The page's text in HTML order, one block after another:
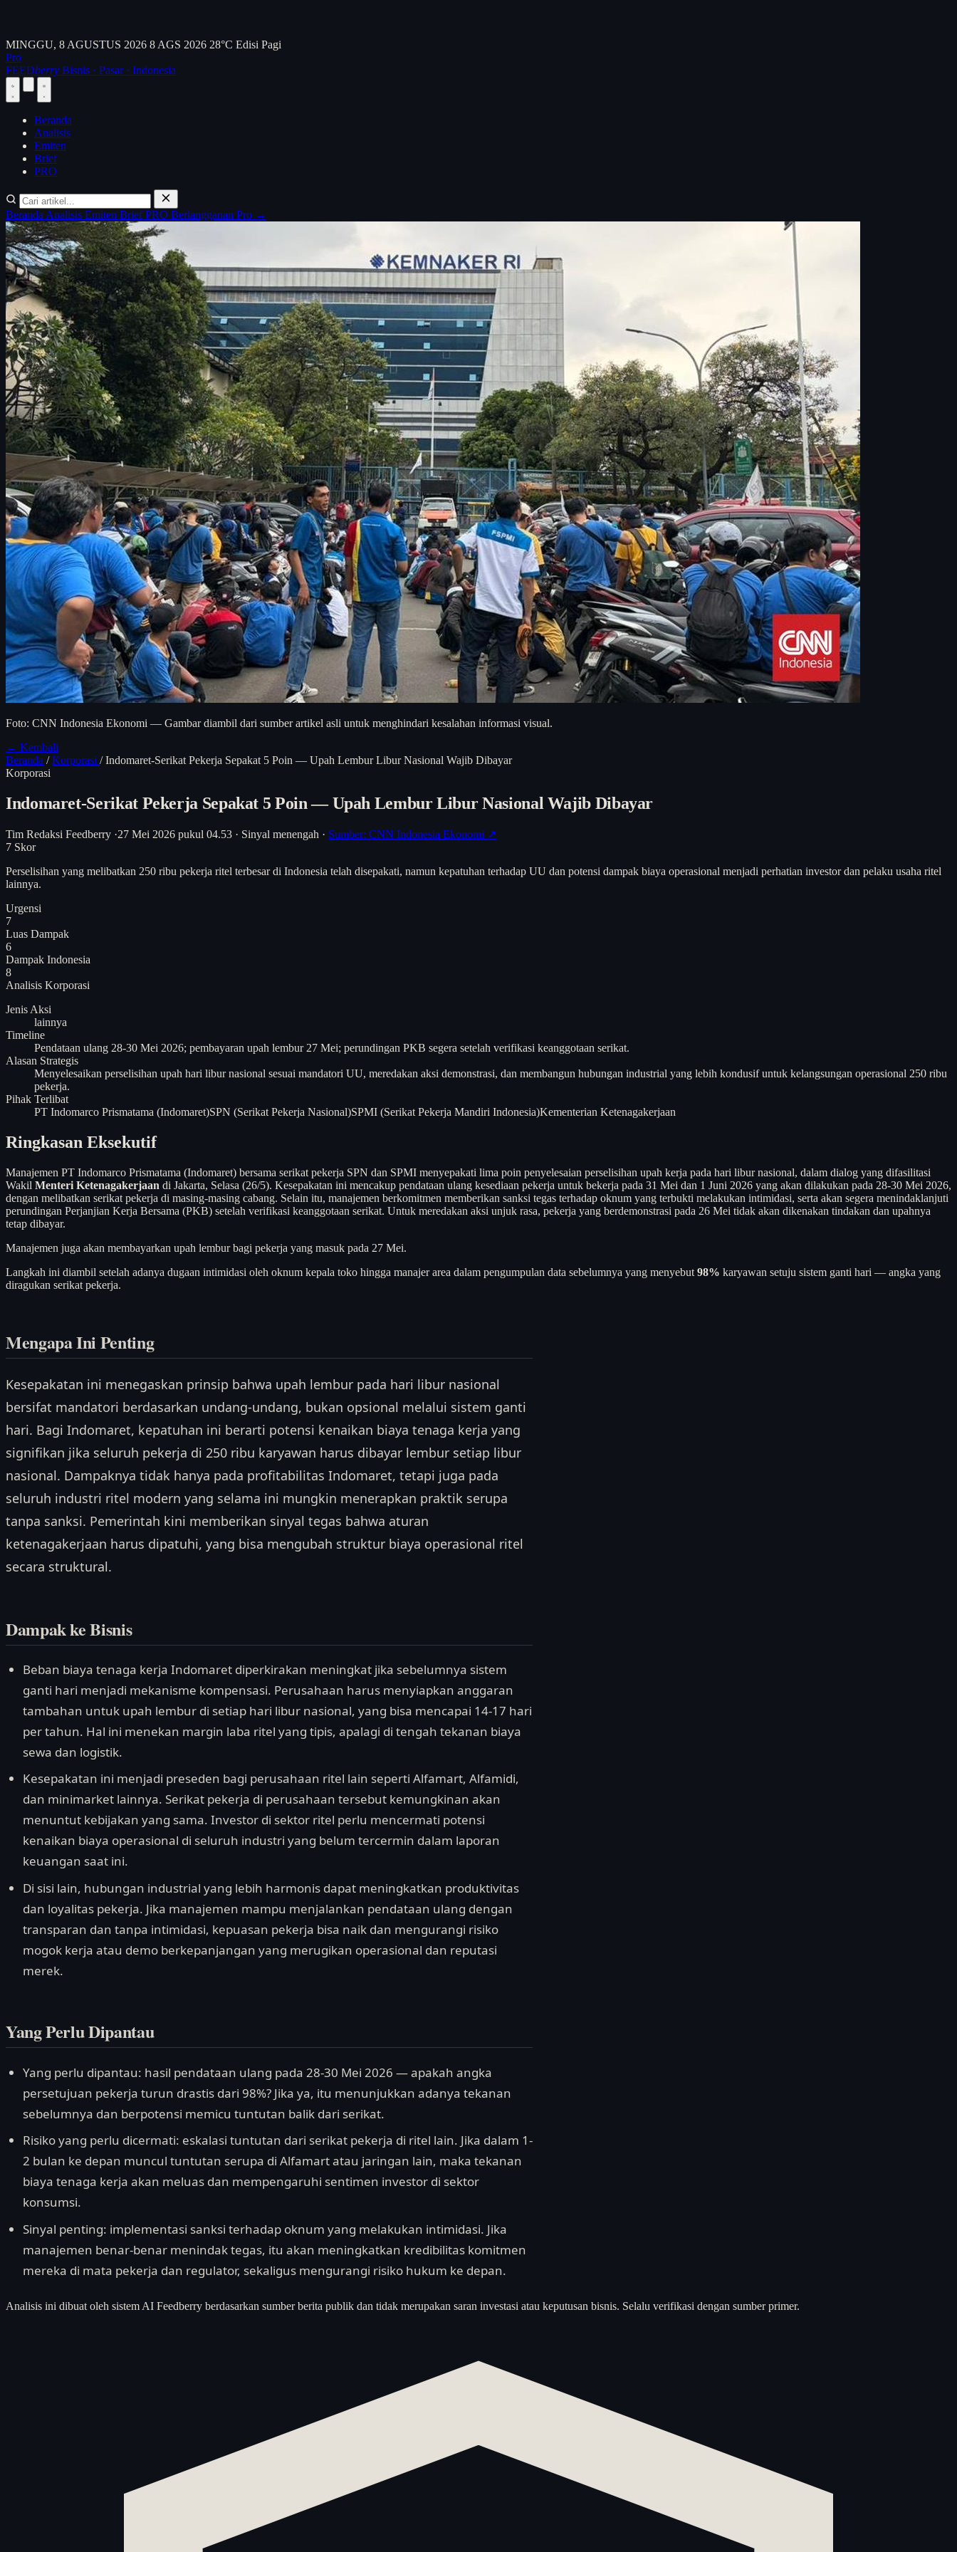
MINGGU, 8 AGUSTUS 2026 8 AGS 2026 28°C Edisi Pagi
Pro
FEEDberry Bisnis · Pasar · Indonesia
Beranda
Analisis
Emiten
Brief
PRO
Beranda Analisis Emiten BriefPRO Berlangganan Pro →
Foto: CNN Indonesia Ekonomi — Gambar diambil dari sumber artikel asli untuk menghindari kesalahan informasi visual.
← Kembali
Beranda / Korporasi / Indomaret-Serikat Pekerja Sepakat 5 Poin — Upah Lembur Libur Nasional Wajib Dibayar
Korporasi
Indomaret-Serikat Pekerja Sepakat 5 Poin — Upah Lembur Libur Nasional Wajib Dibayar
Tim Redaksi Feedberry ·27 Mei 2026 pukul 04.53 · Sinyal menengah · Sumber: CNN Indonesia Ekonomi ↗
7 Skor
Perselisihan yang melibatkan 250 ribu pekerja ritel terbesar di Indonesia telah disepakati, namun kepatuhan terhadap UU dan potensi dampak biaya operasional menjadi perhatian investor dan pelaku usaha ritel
lainnya.
Urgensi
7
Luas Dampak
6
Dampak Indonesia
8
Analisis Korporasi
Jenis Aksi
lainnya
Timeline
Pendataan ulang 28-30 Mei 2026; pembayaran upah lembur 27 Mei; perundingan PKB segera setelah verifikasi keanggotaan serikat.
Alasan Strategis
Menyelesaikan perselisihan upah hari libur nasional sesuai mandatori UU, meredakan aksi demonstrasi, dan membangun hubungan industrial yang lebih kondusif untuk kelangsungan operasional 250 ribu
pekerja.
Pihak Terlibat
PT Indomarco Prismatama (Indomaret)SPN (Serikat Pekerja Nasional)SPMI (Serikat Pekerja Mandiri Indonesia)Kementerian Ketenagakerjaan
Ringkasan Eksekutif
Manajemen PT Indomarco Prismatama (Indomaret) bersama serikat pekerja SPN dan SPMI menyepakati lima poin penyelesaian perselisihan upah kerja pada hari libur nasional, dalam dialog yang difasilitasi
Wakil Menteri Ketenagakerjaan di Jakarta, Selasa (26/5). Kesepakatan ini mencakup pendataan ulang kesediaan pekerja untuk bekerja pada 31 Mei dan 1 Juni 2026 yang akan dilakukan pada 28-30 Mei 2026,
dengan melibatkan serikat pekerja di masing-masing cabang. Selain itu, manajemen berkomitmen memberikan sanksi tegas terhadap oknum yang terbukti melakukan intimidasi, serta akan segera menindaklanjuti
perundingan Perjanjian Kerja Bersama (PKB) setelah verifikasi keanggotaan serikat. Untuk meredakan aksi unjuk rasa, pekerja yang berdemonstrasi pada 26 Mei tidak akan dikenakan tindakan dan upahnya
tetap dibayar.
Manajemen juga akan membayarkan upah lembur bagi pekerja yang masuk pada 27 Mei.
Langkah ini diambil setelah adanya dugaan intimidasi oleh oknum kepala toko hingga manajer area dalam pengumpulan data sebelumnya yang menyebut 98% karyawan setuju sistem ganti hari — angka yang
diragukan serikat pekerja.
Mengapa Ini Penting
Kesepakatan ini menegaskan prinsip bahwa upah lembur pada hari libur nasional
bersifat mandatori berdasarkan undang-undang, bukan opsional melalui sistem ganti
hari. Bagi Indomaret, kepatuhan ini berarti potensi kenaikan biaya tenaga kerja yang
signifikan jika seluruh pekerja di 250 ribu karyawan harus dibayar lembur setiap libur
nasional. Dampaknya tidak hanya pada profitabilitas Indomaret, tetapi juga pada
seluruh industri ritel modern yang selama ini mungkin menerapkan praktik serupa
tanpa sanksi. Pemerintah kini memberikan sinyal tegas bahwa aturan
ketenagakerjaan harus dipatuhi, yang bisa mengubah struktur biaya operasional ritel
secara struktural.
Dampak ke Bisnis
Beban biaya tenaga kerja Indomaret diperkirakan meningkat jika sebelumnya sistem
ganti hari menjadi mekanisme kompensasi. Perusahaan harus menyiapkan anggaran
tambahan untuk upah lembur di setiap hari libur nasional, yang bisa mencapai 14-17 hari
per tahun. Hal ini menekan margin laba ritel yang tipis, apalagi di tengah tekanan biaya
sewa dan logistik.
Kesepakatan ini menjadi preseden bagi perusahaan ritel lain seperti Alfamart, Alfamidi,
dan minimarket lainnya. Serikat pekerja di perusahaan tersebut kemungkinan akan
menuntut kebijakan yang sama. Investor di sektor ritel perlu mencermati potensi
kenaikan biaya operasional di seluruh industri yang belum tercermin dalam laporan
keuangan saat ini.
Di sisi lain, hubungan industrial yang lebih harmonis dapat meningkatkan produktivitas
dan loyalitas pekerja. Jika manajemen mampu menjalankan pendataan ulang dengan
transparan dan tanpa intimidasi, kepuasan pekerja bisa naik dan mengurangi risiko
mogok kerja atau demo berkepanjangan yang merugikan operasional dan reputasi
merek.
Yang Perlu Dipantau
Yang perlu dipantau: hasil pendataan ulang pada 28-30 Mei 2026 — apakah angka
persetujuan pekerja turun drastis dari 98%? Jika ya, itu menunjukkan adanya tekanan
sebelumnya dan berpotensi memicu tuntutan balik dari serikat.
Risiko yang perlu dicermati: eskalasi tuntutan dari serikat pekerja di ritel lain. Jika dalam 1-
2 bulan ke depan muncul tuntutan serupa di Alfamart atau jaringan lain, maka tekanan
biaya tenaga kerja akan meluas dan mempengaruhi sentimen investor di sektor
konsumsi.
Sinyal penting: implementasi sanksi terhadap oknum yang melakukan intimidasi. Jika
manajemen benar-benar menindak tegas, itu akan meningkatkan kredibilitas komitmen
mereka di mata pekerja dan regulator, sekaligus mengurangi risiko hukum ke depan.
Analisis ini dibuat oleh sistem AI Feedberry berdasarkan sumber berita publik dan tidak merupakan saran investasi atau keputusan bisnis. Selalu verifikasi dengan sumber primer.